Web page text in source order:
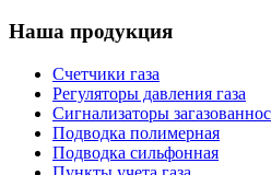
Наша продукция
Счетчики газа
Регуляторы давления газа
Сигнализаторы
Подводка полимерная
Подводка сильфонная